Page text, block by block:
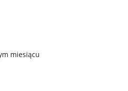
miesiącu